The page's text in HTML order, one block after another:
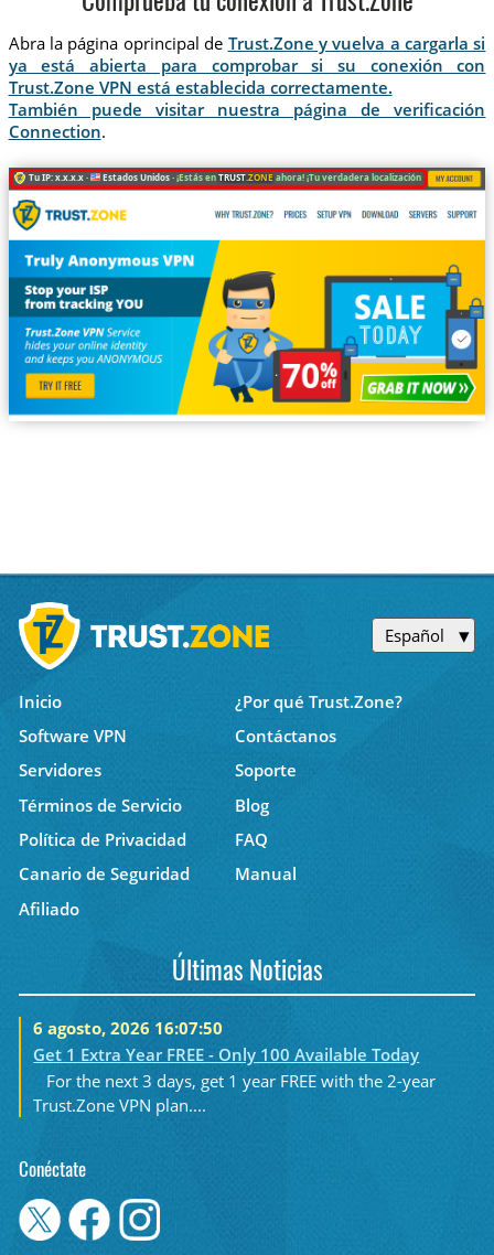
Abra la página oprincipal de Trust.Zone y vuelva a cargarla si
ya está abierta para comprobar si su conexión con
Trust.Zone VPN está establecida correctamente.
También puede visitar nuestra página de verificación
Connection.
Tu IP: x.x.x.x · Estados Unidos ·¡Estás enTRUST.ZONE ahora! ¡Tu verdadera localización está oculta!
Español
Inicio
¿Por qué Trust.Zone?
Software VPN
Contáctanos
Servidores
Soporte
Términos de Servicio
Blog
Política de Privacidad
FAQ
Canario de Seguridad
Manual
Afiliado
Últimas Noticias
6 agosto, 2026 16:07:50
Get 1 Extra Year FREE - Only 100 Available Today
For the next 3 days, get 1 year FREE with the 2-year
Trust.Zone VPN plan....
Conéctate